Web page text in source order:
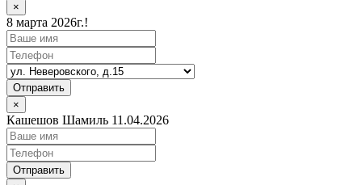
×
8 марта 2026г.!
Отправить
×
Кашешов Шамиль 11.04.2026
Отправить